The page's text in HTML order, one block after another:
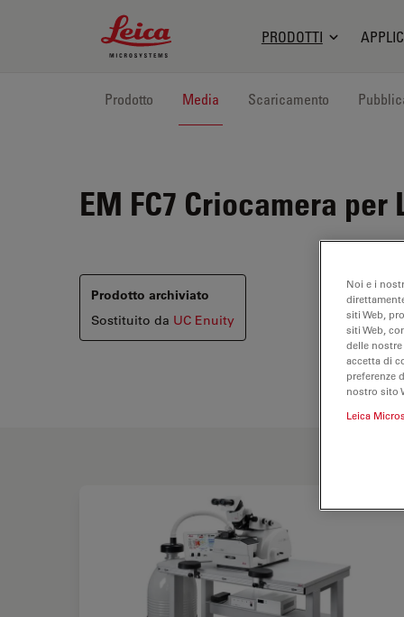
Leica Microsystems Logo
PRODOTTI
Prodotto Media Scaricamento
EM FC7 Criocamera per
Prodotto archiviato
Sostituito da UC Enuity
Noi e i
siti Web,
siti Web,
delle
accetta di
preferenze
nostro sito
Leica